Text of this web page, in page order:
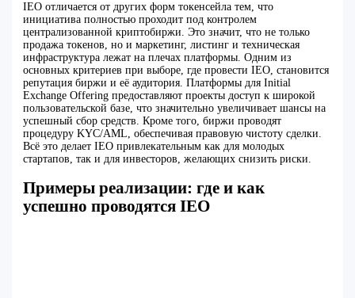
IEO отличается от других форм токенсейла тем, что
инициатива полностью проходит под контролем
централизованной криптобиржи. Это значит, что не только
продажа токенов, но и маркетинг, листинг и техническая
инфраструктура лежат на плечах платформы. Одним из
основных критериев при выборе, где провести IEO, становится
репутация биржи и её аудитория. Платформы для Initial
Exchange Offering предоставляют проекты доступ к широкой
пользовательской базе, что значительно увеличивает шансы на
успешный сбор средств. Кроме того, биржи проводят
процедуру KYC/AML, обеспечивая правовую чистоту сделки.
Всё это делает IEO привлекательным как для молодых
стартапов, так и для инвесторов, желающих снизить риски.
Примеры реализации: где и как
успешно проводятся IEO